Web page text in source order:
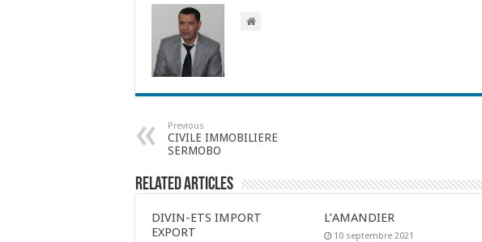
Previous
CIVILE IMMOBILIERE
SERMOBO
Related Articles
DIVIN-ETS IMPORT
EXPORT
L’AMANDIER
10 septembre 2021